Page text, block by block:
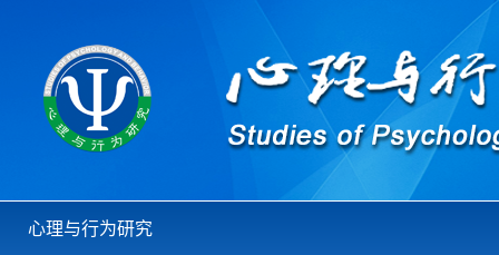
心理与行为研究